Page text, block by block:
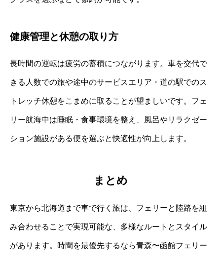
健康管理と休憩の取り方
長時間の運転は疲労の蓄積につながります。車を交代で
きる人数での旅や途中のサービスエリア・道の駅でのス
トレッチ休憩をこまめに取ることが望ましいです。フェ
リー航海中は睡眠・食事環境を整え、風呂やリラクゼー
ション施設がある便を選ぶと快適性が向上します。
まとめ
東京から北海道まで車で行く旅は、フェリーと陸路を組
み合わせることで実現可能な、多様なルートとスタイル
があります。時間を最優先するなら青森〜函館フェリー